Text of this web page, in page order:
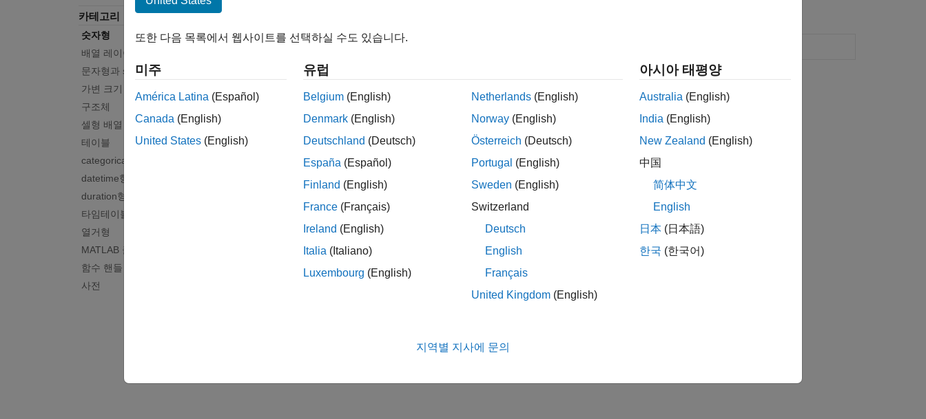
카테고리
숫자형
배열 레이아웃
문자형과 string형
가변 크기 데이터
구조체
셀형 배열
테이블
categorical형 배열
datetime형 배열
duration형 배열
타임테이블
열거형
MATLAB 클래스
함수 핸들
사전
coder.findOrError
Code Generation for Complex Data
Code Generation for Sparse Matrices
Use sparse matrices in MATLAB code intended for code generation.
또한 다음 목록에서 웹사이트를 선택하실 수도 있습니다.
미주
América Latina (Español)
Canada (English)
United States (English)
유럽
Belgium (English)
Denmark (English)
Deutschland (Deutsch)
España (Español)
Finland (English)
France (Français)
Ireland (English)
Italia (Italiano)
Luxembourg (English)
Netherlands (English)
Norway (English)
Österreich (Deutsch)
Portugal (English)
Sweden (English)
Switzerland
Deutsch
English
Français
United Kingdom (English)
아시아 태평양
Australia (English)
India (English)
New Zealand (English)
中国
简体中文
English
日本 (日本語)
한국 (한국어)
지역별 지사에 문의